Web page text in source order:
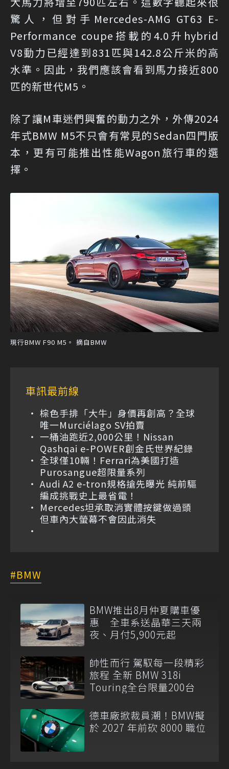
驚人，但對手Mercedes-AMG GT63 E-
Performance coupe搭載的4.0升hybrid
V8動力已經達到831匹與142.8公斤米的高
水準。因此，我們應該會看到馬力接近800
匹的新世代M5。
除了讓M車迷們興奮的動力之外，外傳2024
年式BMW M5不只會有常見的Sedan四門版
本，更有可能推出性能Wagon旅行車的選
擇。
現行BMW F90 M5。 摘自BMW
車訊最前線
棕色手排「大牛」身價再創高？全球
唯一Murciélago SV拍賣
一桶油跑近2,000公里！Nissan
Qashqai e-POWER創金氏世界紀錄
全球僅10輛！Ferrari為美國打造
Purosangue超限量系列
Audi A2 e-tron規格搶先曝光 純前驅
編成挑戰史上最省電！
Mercedes坦承取消實體按鍵做過頭
但車內大螢幕不會因此消失
BMW
BMW推出8月仲夏購車優
惠 全車系送晶華三天兩
夜、月付5,900元起
帥性而行 駕馭每一段精彩
旅程 全新 BMW 318i
Touring全台限量200台
德車廠掀裁員潮！BMW擬
於 2027 年前砍 8000 職位